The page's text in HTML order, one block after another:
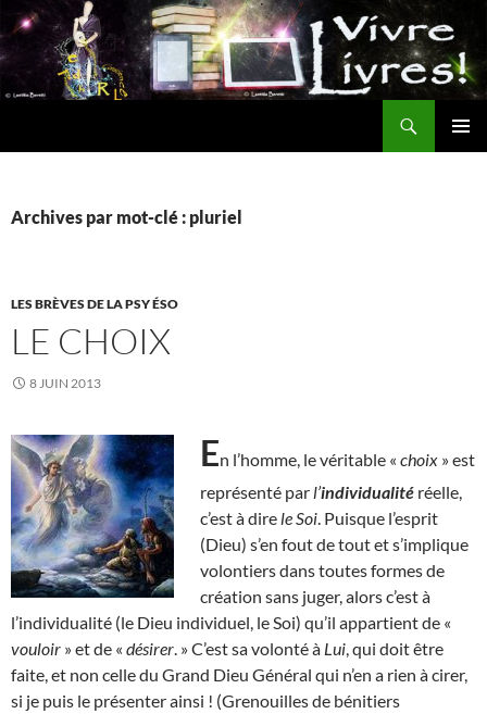
Aller
au
contenu
Archives par mot-clé : pluriel
LES BRÈVES DE LA PSY ÉSO
LE CHOIX
8 JUIN 2013
En l’homme, le véritable « choix » est
représenté par l’individualité réelle,
c’est à dire le Soi . Puisque l’esprit
(Dieu) s’en fout de tout et s’implique
volontiers dans toutes formes de
création sans juger, alors c’est à
l’individualité (le Dieu individuel, le Soi) qu’il appartient de «
vouloir » et de « désirer . » C’est sa volonté à Lui , qui doit être
faite, et non celle du Grand Dieu Général qui n’en a rien à cirer,
si je puis le présenter ainsi ! (Grenouilles de bénitiers